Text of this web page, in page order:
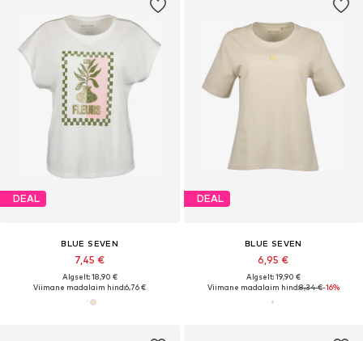
DEAL
BLUE SEVEN
7,45 €
Algselt: 18,90 €
Viimane madalaim hind:6,76 €
DEAL
BLUE SEVEN
6,95 €
Algselt: 19,90 €
Viimane madalaim hind:8,34 €-16%